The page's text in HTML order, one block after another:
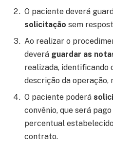
O paciente deverá
solicitação sem
Ao realizar o
deverá guardar as
realizada, identificando
descrição da operação,
O paciente poderá
convênio, que será
percentual
contrato.